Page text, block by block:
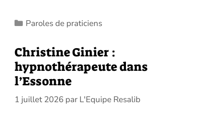
Catégories
Paroles de praticiens
Christine Ginier :
hypnothérapeute dans
l’Essonne
1 juillet 2026 par L'Equipe Resalib